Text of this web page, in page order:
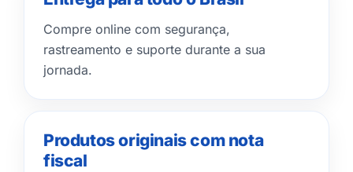
Compre online com segurança,
rastreamento e suporte durante a sua
jornada.
Produtos originais com nota
fiscal